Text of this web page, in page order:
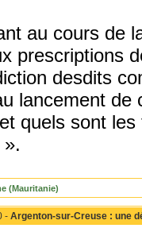
au cours de
prescriptions
desdits
lancement de
quels sont
(Mauritanie)
- Argenton-sur-Creuse : une